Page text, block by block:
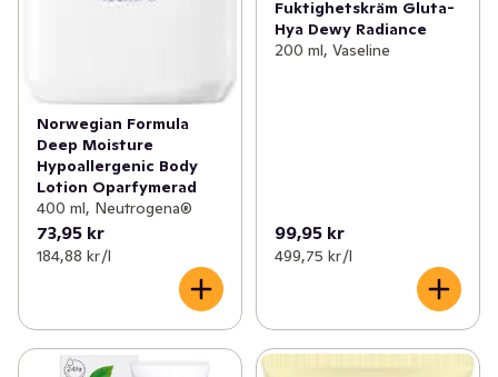
Norwegian Formula
Deep Moisture
Hypoallergenic Body
Lotion Oparfymerad
400 ml, Neutrogena®
73,95 kr
184,88 kr /l
Fuktighetskräm Gluta-
Hya Dewy Radiance
200 ml, Vaseline
99,95 kr
499,75 kr /l